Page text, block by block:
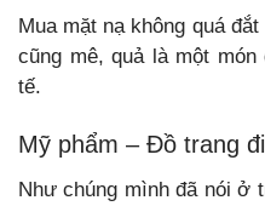
Mua mặt nạ không quá
cũng mê, quả là một
tế.
Mỹ phẩm – Đồ trang
Như chúng mình đã nói ở